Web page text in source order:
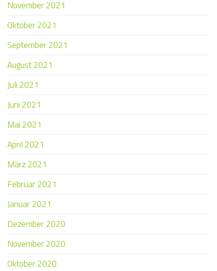
November 2021
Oktober 2021
September 2021
August 2021
Juli 2021
Juni 2021
Mai 2021
April 2021
März 2021
Februar 2021
Januar 2021
Dezember 2020
November 2020
Oktober 2020